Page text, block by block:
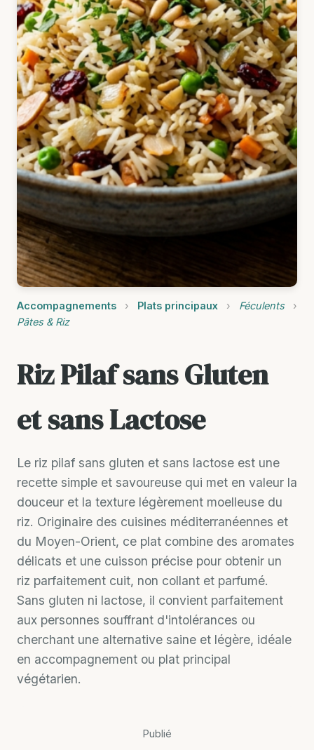
Accompagnements › Plats principaux › Féculents
›
Pâtes & Riz
Riz Pilaf sans Gluten
et sans Lactose
Le riz pilaf sans gluten et sans lactose est une
recette simple et savoureuse qui met en valeur la
douceur et la texture légèrement moelleuse du
riz. Originaire des cuisines méditerranéennes et
du Moyen-Orient, ce plat combine des aromates
délicats et une cuisson précise pour obtenir un
riz parfaitement cuit, non collant et parfumé.
Sans gluten ni lactose, il convient parfaitement
aux personnes souffrant d'intolérances ou
cherchant une alternative saine et légère, idéale
en accompagnement ou plat principal
végétarien.
Publié